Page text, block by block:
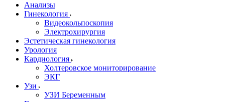
Анализы
Гинекология
Видеокольпоскопия
Электрохирургия
Эстетическая гинекология
Урология
Кардиология
Холтеровское мониторирование
ЭКГ
Узи
УЗИ Беременным